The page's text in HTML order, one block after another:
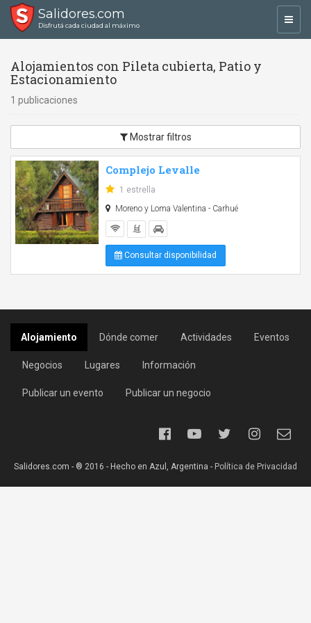
Salidores.com
Disfrutá cada ciudad al máximo
Alojamientos con Pileta cubierta, Patio y
Estacionamiento
1 publicaciones
Mostrar filtros
Complejo Levalle
1 estrella
Moreno y Loma Valentina - Carhué
Consultar disponibilidad
Alojamiento Dónde comer Actividades Eventos
Negocios Lugares Información
Publicar un evento Publicar un negocio
Salidores.com - ® 2016 - Hecho en Azul, Argentina - Política de Privacidad